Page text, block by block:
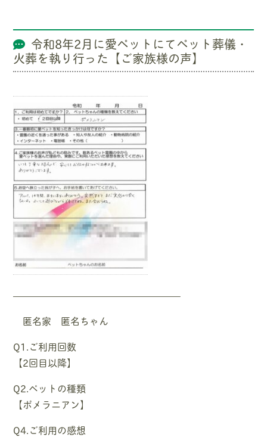
令和8年2月に愛ペットにてペット葬儀・
火葬を執り行った【ご家族様の声】
—————————————————–
匿名家 匿名ちゃん
Q1.ご利用回数
【2回目以降】
Q2.ペットの種類
【ポメラニアン】
Q4.ご利用の感想